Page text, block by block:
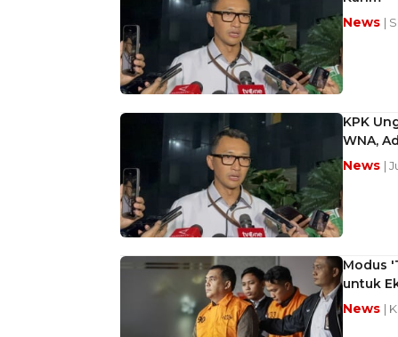
News |
KPK
WNA,
News |
Modus
untuk
News |